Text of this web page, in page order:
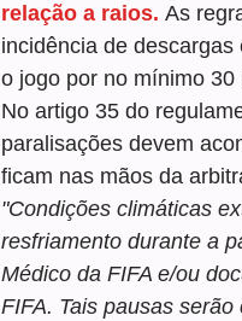
relação a raios. As
incidência de
o jogo por no mínimo 30
No artigo 35 do
paralisações devem
ficam nas mãos da
"Condições climáticas
resfriamento durante a
Médico da FIFA e/ou
FIFA. Tais pausas